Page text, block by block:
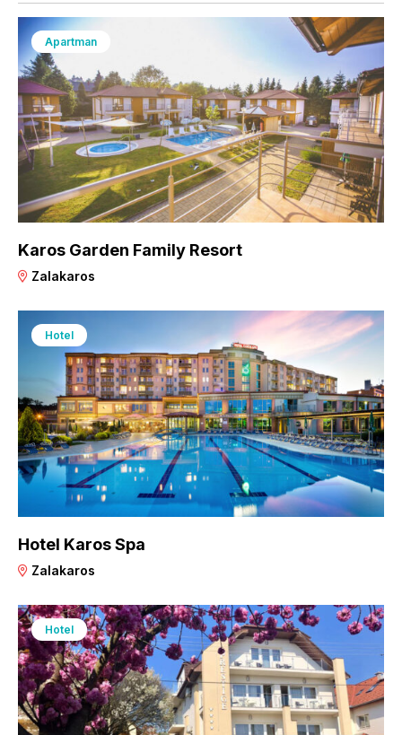
Apartman
Karos Garden Family Resort
Zalakaros
Hotel
Hotel Karos Spa
Zalakaros
Hotel